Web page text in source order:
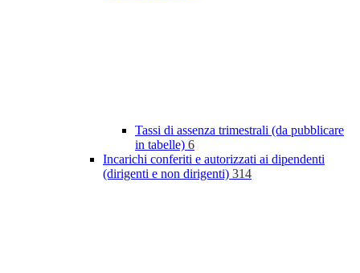
Tassi di assenza trimestrali (da pubblicare
in tabelle) 6
Incarichi conferiti e autorizzati ai dipendenti
(dirigenti e non dirigenti) 314